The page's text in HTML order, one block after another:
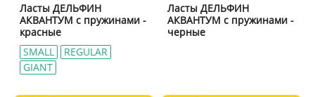
Ласты ДЕЛЬФИН
АКВАНТУМ с пружинами -
красные
SMALL
REGULAR
GIANT
Ласты ДЕЛЬФИН
АКВАНТУМ с пружинами -
черные